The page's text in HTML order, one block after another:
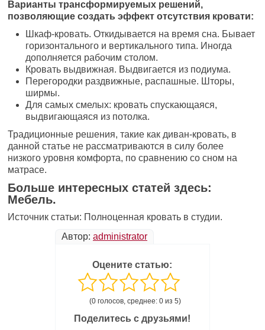
Варианты трансформируемых решений,
позволяющие создать эффект отсутствия кровати:
Шкаф-кровать. Откидывается на время сна. Бывает
горизонтального и вертикального типа. Иногда
дополняется рабочим столом.
Кровать выдвижная. Выдвигается из подиума.
Перегородки раздвижные, распашные. Шторы,
ширмы.
Для самых смелых: кровать спускающаяся,
выдвигающаяся из потолка.
Традиционные решения, такие как диван-кровать, в
данной статье не рассматриваются в силу более
низкого уровня комфорта, по сравнению со сном на
матрасе.
Больше интересных статей здесь:
Мебель.
Источник статьи: Полноценная кровать в студии.
Автор: administrator
Оцените статью:
(0 голосов, среднее: 0 из 5)
Поделитесь с друзьями!